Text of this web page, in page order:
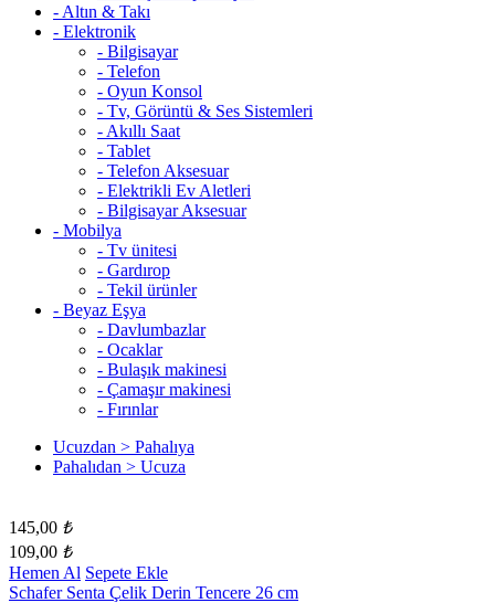
- Altın & Takı
- Elektronik
- Bilgisayar
- Telefon
- Oyun Konsol
- Tv, Görüntü & Ses Sistemleri
- Akıllı Saat
- Tablet
- Telefon Aksesuar
- Elektrikli Ev Aletleri
- Bilgisayar Aksesuar
- Mobilya
- Tv ünitesi
- Gardırop
- Tekil ürünler
- Beyaz Eşya
- Davlumbazlar
- Ocaklar
- Bulaşık makinesi
- Çamaşır makinesi
- Fırınlar
Ucuzdan > Pahalıya
Pahalıdan > Ucuza
145,00 ₺
109,00 ₺
Hemen Al Sepete Ekle
Schafer Senta Çelik Derin Tencere 26 cm